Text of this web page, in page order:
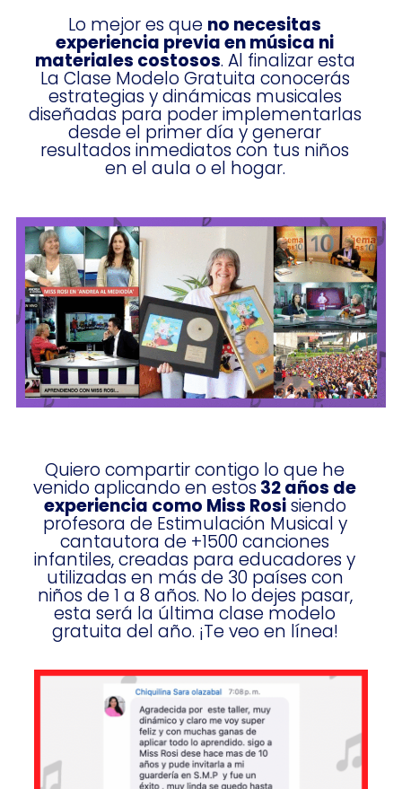
Lo mejor es que no necesitas
experiencia previa en música ni
materiales costosos. Al finalizar esta
La Clase Modelo Gratuita conocerás
estrategias y dinámicas musicales
diseñadas para poder implementarlas
desde el primer día y generar
resultados inmediatos con tus niños
en el aula o el hogar.
Quiero compartir contigo lo que he
venido aplicando en estos 32 años de
experiencia como Miss Rosisiendo
profesora de Estimulación Musical y
cantautora de +1500 canciones
infantiles, creadas para educadores y
utilizadas en más de 30 países con
niños de 1 a 8 años. No lo dejes pasar,
esta será la última clase modelo
gratuita del año. ¡Te veo en línea!